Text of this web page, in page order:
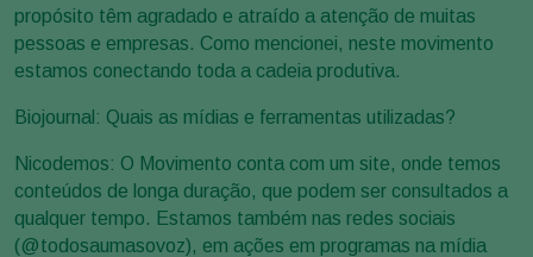
propósito têm agradado e atraído a atenção de muitas
pessoas e empresas. Como mencionei, neste movimento
estamos conectando toda a cadeia produtiva.
Biojournal: Quais as mídias e ferramentas utilizadas?
Nicodemos: O Movimento conta com um site, onde temos
conteúdos de longa duração, que podem ser consultados a
qualquer tempo. Estamos também nas redes sociais
(@todosaumasovoz), em ações em programas na mídia